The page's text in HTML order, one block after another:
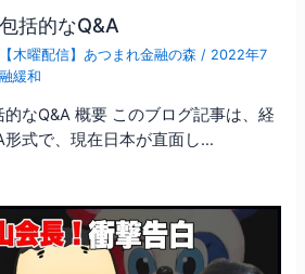
括的なQ&A
【木曜配信】あつまれ金融の森 / 2022年7
緩和
なQ&A 概要 このブログ記事は、経
形式で、現在日本が直面し…